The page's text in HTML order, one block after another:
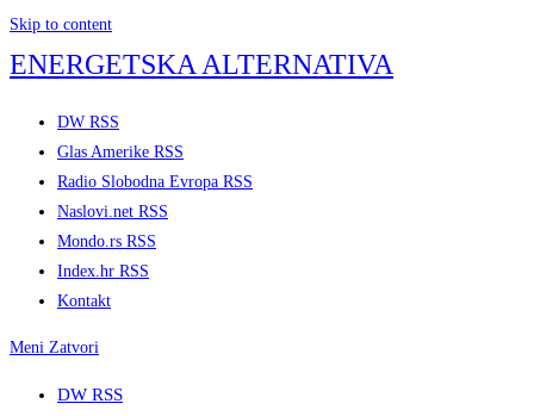
Skip to content
ENERGETSKA ALTERNATIVA
DW RSS
Glas Amerike RSS
Radio Slobodna Evropa RSS
Naslovi.net RSS
Mondo.rs RSS
Index.hr RSS
Kontakt
Meni Zatvori
DW RSS